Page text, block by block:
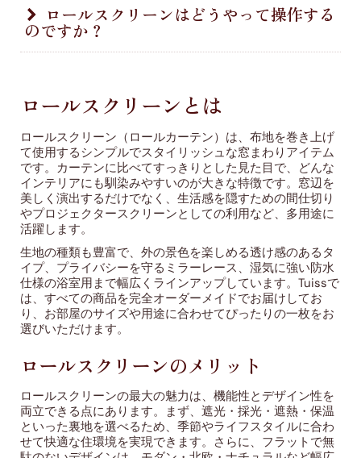
チェーン式のロールスクリーンにはチャイルドセーフテ
ィ用のチェーンクリップが付属しますので、チェーンが
お子さまの手が届かない高さで留められるよう設置して
ロールスクリーンはどうやって操作する
のですか？
ン式は高さを自由に調節しやすく、操作も軽やかです。
ます。電動は専用アプリまたは専用リモコンで遠隔操作
が可能です。
ロールスクリーンとは
ロールスクリーン（ロールカーテン）は、布地を巻き上げ
て使用するシンプルでスタイリッシュな窓まわりアイテム
です。カーテンに比べてすっきりとした見た目で、どんな
インテリアにも馴染みやすいのが大きな特徴です。窓辺を
美しく演出するだけでなく、生活感を隠すための間仕切り
やプロジェクタースクリーンとしての利用など、多用途に
活躍します。
生地の種類も豊富で、外の景色を楽しめる透け感のあるタ
イプ、プライバシーを守るミラーレース、湿気に強い防水
仕様の浴室用まで幅広くラインアップしています。Tuissで
は、すべての商品を完全オーダーメイドでお届けしてお
り、お部屋のサイズや用途に合わせてぴったりの一枚をお
選びいただけます。
ロールスクリーンのメリット
ロールスクリーンの最大の魅力は、機能性とデザイン性を
両立できる点にあります。まず、遮光・採光・遮熱・保温
といった裏地を選べるため、季節やライフスタイルに合わ
せて快適な住環境を実現できます。さらに、フラットで無